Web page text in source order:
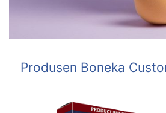
Produsen Boneka